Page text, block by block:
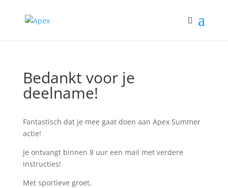
Bedankt voor je
deelname!
Fantastisch dat je mee gaat doen aan Apex Summer
actie!
Je ontvangt binnen 8 uur een mail met verdere
instructies!
Met sportieve groet,